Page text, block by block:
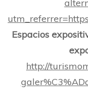
Espacios
http://